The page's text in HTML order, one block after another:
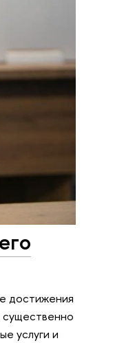
достижения
существенно
услуги и